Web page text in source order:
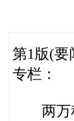
第1版(要
专栏：
两万科